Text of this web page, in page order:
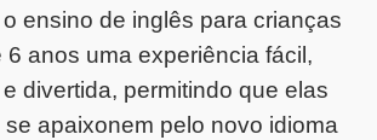
ensino de inglês para crianças
6 anos uma experiência fácil,
divertida, permitindo que elas
apaixonem pelo novo idioma